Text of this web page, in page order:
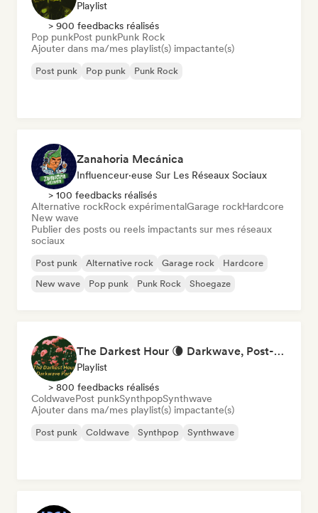
Playlist
> 900 feedbacks réalisés
Pop punkPost punkPunk Rock
Ajouter dans ma/mes playlist(s) impactante(s)
Post punk Pop punk Punk Rock
Zanahoria Mecánica
Influenceur·euse Sur Les Réseaux Sociaux
> 100 feedbacks réalisés
Alternative rockRock expérimentalGarage rockHardcore
New wave
Publier des posts ou reels impactants sur mes réseaux
sociaux
Post punk Alternative rock Garage rock
Hardcore
New wave
Pop punk Punk Rock Shoegaze
The Darkest Hour 🌘 Darkwave, Post-Punk & Coldwave
Playlist
> 800 feedbacks réalisés
ColdwavePost punkSynthpopSynthwave
Ajouter dans ma/mes playlist(s) impactante(s)
Post punk Coldwave Synthpop Synthwave